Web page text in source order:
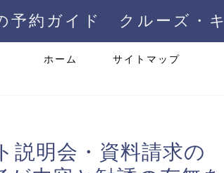
予約ガイド クルーズ・
ホーム サイトマップ
説明会・資料請求の